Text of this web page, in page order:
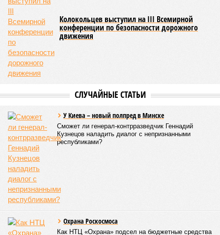
Колокольцев выступил на III Всемирной
конференции по безопасности дорожного
движения
СЛУЧАЙНЫЕ СТАТЬИ
У Киева – новый полпред в Минске
Сможет ли генерал-контрразведчик Геннадий
Кузнецов наладить диалог с непризнанными
республиками?
Охрана Роскосмоса
Как НТЦ «Охрана» подсел на бюджетные средства